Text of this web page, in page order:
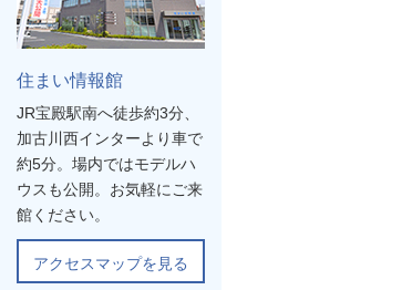
住まい情報館
JR宝殿駅南へ徒歩約3分、
加古川西インターより車で
約5分。場内ではモデルハ
ウスも公開。お気軽にご来
館ください。
アクセスマップを見る